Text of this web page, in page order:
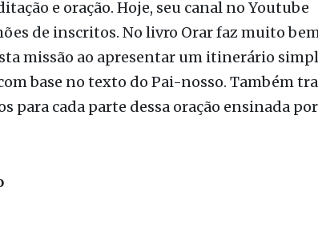
os programas “Manhã de Luz” e “Boa
nas redes sociais com
e oração. Hoje, seu canal no Youtube
de inscritos. No livro Orar faz muito
missão ao apresentar um itinerário
base no texto do Pai-nosso. Também traz